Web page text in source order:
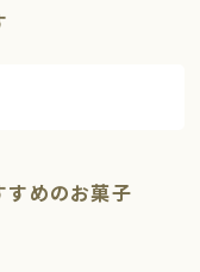
すめのお菓子